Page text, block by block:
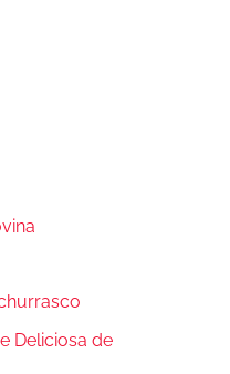
Deliciosa de